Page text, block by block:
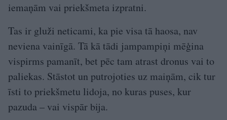
iemaņām vai priekšmeta izpratni.
Tas ir gluži neticami, ka pie visa tā haosa, nav
neviena vainīgā. Tā kā tādi jampampiņi mēģina
vispirms pamanīt, bet pēc tam atrast dronus vai to
paliekas. Stāstot un putrojoties uz maiņām, cik tur
īsti to priekšmetu lidoja, no kuras puses, kur
pazuda – vai vispār bija.